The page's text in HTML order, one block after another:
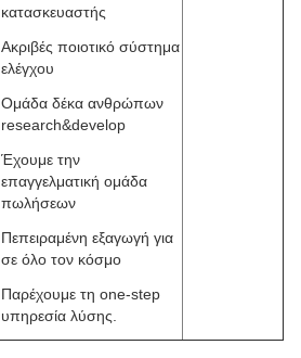
κατασκευαστής
Ακριβές ποιοτικό σύστημα
ελέγχου
Ομάδα δέκα ανθρώπων
research&develop
Έχουμε την
επαγγελματική ομάδα
πωλήσεων
Πεπειραμένη εξαγωγή για
σε όλο τον κόσμο
Παρέχουμε τη one-step
υπηρεσία λύσης.